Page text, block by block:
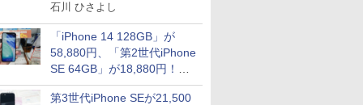
石川 ひさよし
「iPhone 14 128GB」が
58,880円、「第2世代iPhone
SE 64GB」が18,880円！中
古Bランク品セール
第3世代iPhone SEが21,500